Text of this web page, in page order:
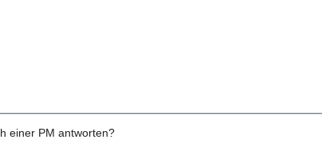
einer PM antworten?